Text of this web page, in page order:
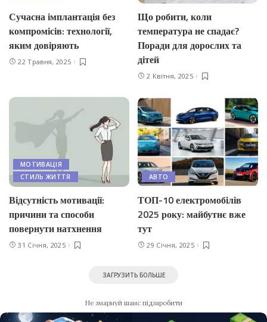
Сучасна імплантація без
компромісів: технології,
яким довіряють
22 Травня, 2025
Що робити, коли
температура не спадає?
Поради для дорослих та
дітей
2 Квітня, 2025
МОТИВАЦІЯ
СТИЛЬ ЖИТТЯ
Відсутність мотивації:
причини та способи
повернути натхнення
31 Січня, 2025
АВТО
ТОП-10 електромобілів
2025 року: майбутнє вже
тут
29 Січня, 2025
ЗАГРУЗИТЬ БОЛЬШЕ
Не змарнуй шанс підзаробити